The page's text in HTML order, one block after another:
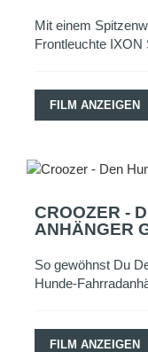
Mit einem
Frontleuchte IXON
FILM ANZEIGEN
CROOZER -
ANHÄNGER
So gewöhnst Du
Hunde-
FILM ANZEIGEN